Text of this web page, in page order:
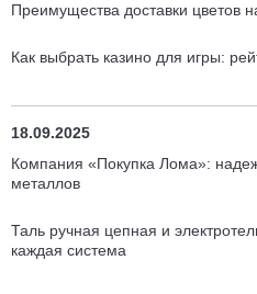
Преимущества доставки цветов
Как выбрать казино для игры:
18.09.2025
Компания «Покупка Лома»:
металлов
Таль ручная цепная и
каждая система